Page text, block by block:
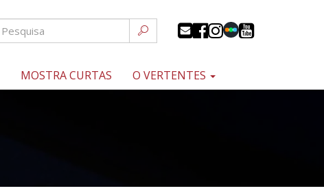
MOSTRA CURTAS O VERTENTES